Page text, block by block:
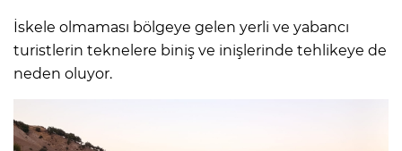
İskele olmaması bölgeye gelen yerli ve yabancı
turistlerin teknelere biniş ve inişlerinde tehlikeye de
neden oluyor.